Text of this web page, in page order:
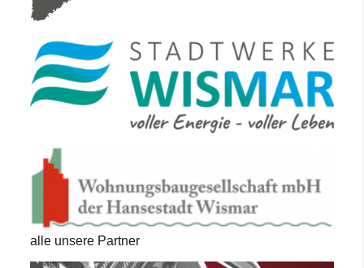
alle unsere Partner